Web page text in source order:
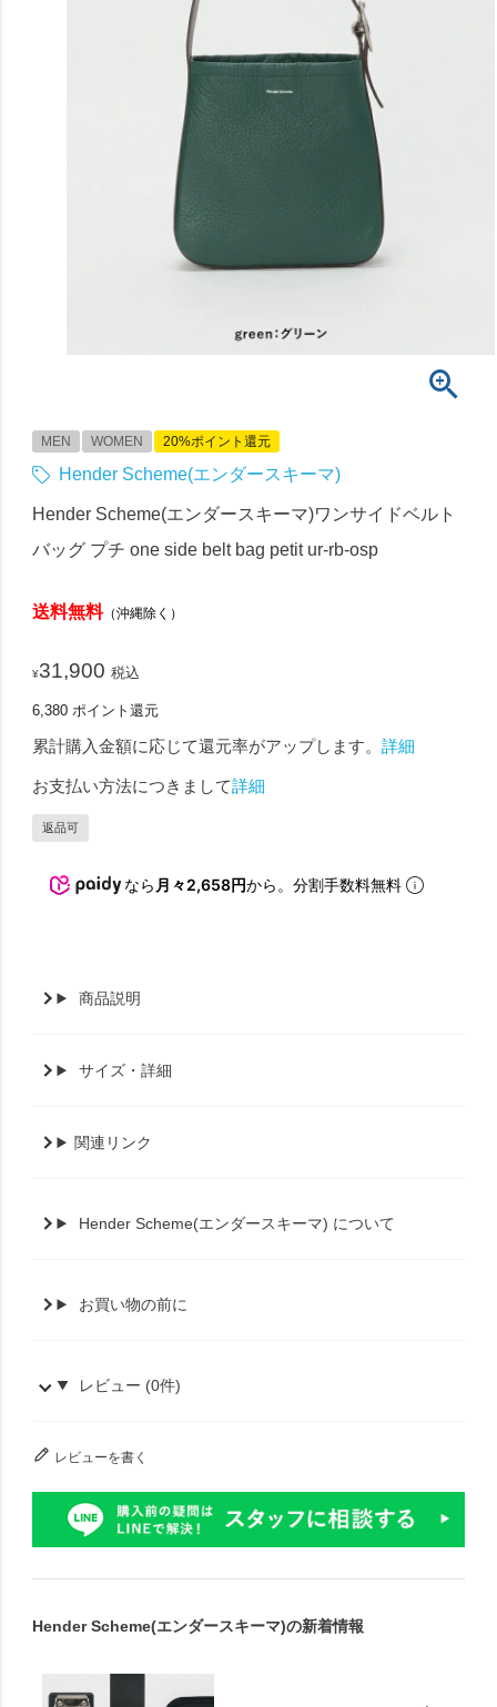
MEN WOMEN 20%ポイント還元
Hender Scheme(エンダースキーマ)
Hender Scheme(エンダースキーマ)ワンサイドベルト
バッグ プチ one side belt bag petit ur-rb-osp
送料無料（沖縄除く）
¥31,900 税込
6,380 ポイント還元
累計購入金額に応じて還元率がアップします。詳細
お支払い方法につきまして詳細
返品可
なら 月々2,658円から。分割手数料無料
商品説明
サイズ・詳細
関連リンク
Hender Scheme(エンダースキーマ) について
お買い物の前に
レビュー (0件)
レビューを書く
Hender Scheme(エンダースキーマ)の新着情報